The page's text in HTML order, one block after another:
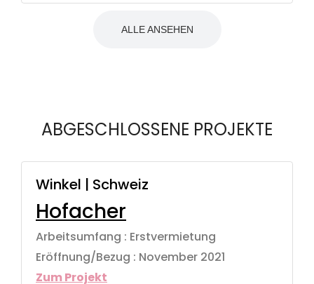
ALLE ANSEHEN
ABGESCHLOSSENE PROJEKTE
Winkel | Schweiz
Hofacher
Arbeitsumfang : Erstvermietung
Eröffnung/Bezug : November 2021
Zum Projekt